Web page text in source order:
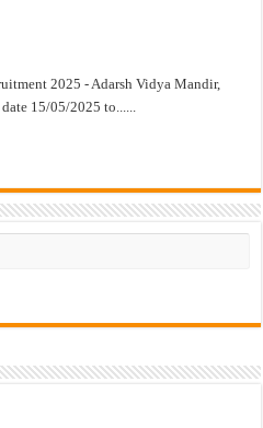
2025 - Adarsh Vidya Mandir,
15/05/2025 to......